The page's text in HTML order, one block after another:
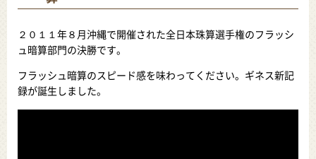
２０１１年８月沖縄で開催された全日本珠算選手権のフラッシ
ュ暗算部門の決勝です。
フラッシュ暗算のスピード感を味わってください。ギネス新記
録が誕生しました。